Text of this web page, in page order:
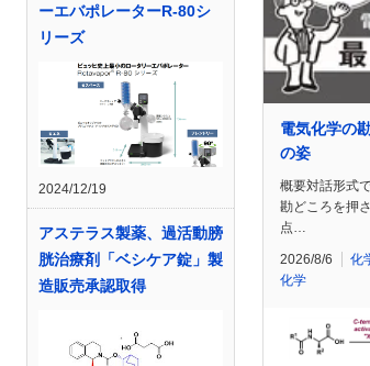
ーエバポレーターR-80シ
リーズ
2024/12/19
アステラス製薬、過活動膀
胱治療剤「ベシケア錠」製
造販売承認取得
電気化学の
の姿
概要対話形式
勘どころを押
点…
2026/8/6 化
化学